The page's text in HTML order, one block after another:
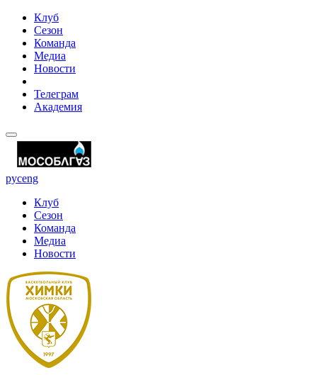
Клуб
Сезон
Команда
Медиа
Новости
Телеграм
Академия
русeng
Клуб
Сезон
Команда
Медиа
Новости